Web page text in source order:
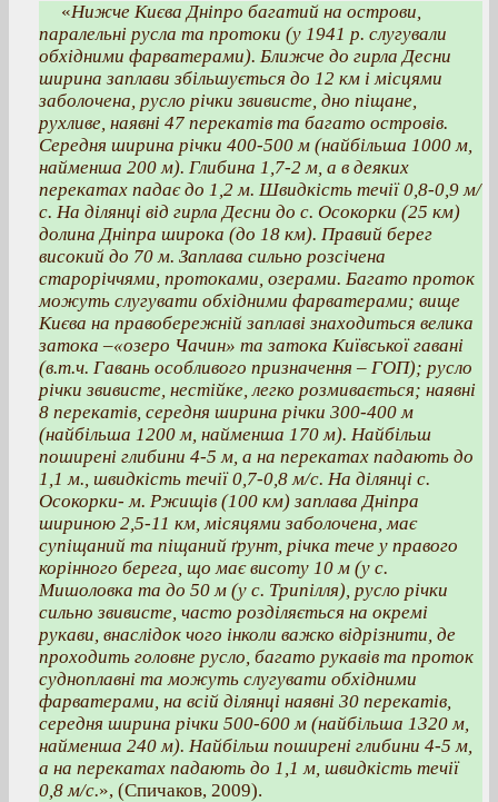
«Нижче Києва Дніпро багатий на острови,
паралельні русла та протоки (у 1941 р. слугували
обхідними фарватерами). Ближче до гирла Десни
ширина заплави збільшується до 12 км і місцями
заболочена, русло річки звивисте, дно піщане,
рухливе, наявні 47 перекатів та багато островів.
Середня ширина річки 400-500 м (найбільша 1000 м,
найменша 200 м). Глибина 1,7-2 м, а в деяких
перекатах падає до 1,2 м. Швидкість течії 0,8-0,9 м/
с. На ділянці від гирла Десни до с. Осокорки (25 км)
долина Дніпра широка (до 18 км). Правий берег
високий до 70 м. Заплава сильно розсічена
староріччями, протоками, озерами. Багато проток
можуть слугувати обхідними фарватерами; вище
Києва на правобережній заплаві знаходиться велика
затока –«озеро Чачин» та затока Київської гавані
(в.т.ч. Гавань особливого призначення – ГОП); русло
річки звивисте, нестійке, легко розмивається; наявні
8 перекатів, середня ширина річки 300-400 м
(найбільша 1200 м, найменша 170 м). Найбільш
поширені глибини 4-5 м, а на перекатах падають до
1,1 м., швидкість течії 0,7-0,8 м/с. На ділянці с.
Осокорки- м. Ржищів (100 км) заплава Дніпра
шириною 2,5-11 км, місяцями заболочена, має
супіщаний та піщаний ґрунт, річка тече у правого
корінного берега, що має висоту 10 м (у с.
Мишоловка та до 50 м (у с. Трипілля), русло річки
сильно звивисте, часто розділяється на окремі
рукави, внаслідок чого інколи важко відрізнити, де
проходить головне русло, багато рукавів та проток
судноплавні та можуть слугувати обхідними
фарватерами, на всій ділянці наявні 30 перекатів,
середня ширина річки 500-600 м (найбільша 1320 м,
найменша 240 м). Найбільш поширені глибини 4-5 м,
а на перекатах падають до 1,1 м, швидкість течії
0,8 м/с.», (Спичаков, 2009).